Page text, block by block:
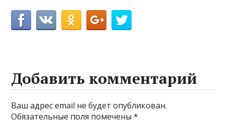
Добавить комментарий
Ваш адрес email не будет опубликован.
Обязательные поля помечены*